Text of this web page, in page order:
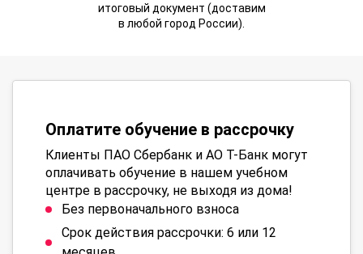
итоговый документ (доставим
в любой город России).
Оплатите обучение в рассрочку
Клиенты ПАО Сбербанк и АО Т-Банк могут
оплачивать обучение в нашем учебном
центре в рассрочку, не выходя из дома!
Без первоначального взноса
Срок действия рассрочки: 6 или 12